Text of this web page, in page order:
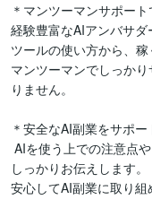
＊マンツーマンサポー
経験豊富なAIアンバサダ
ツールの使い方から、稼
マンツーマンでしっか
りません。
＊安全なAI副業をサポー
しっかりお伝えします。
安心してAI副業に取り組